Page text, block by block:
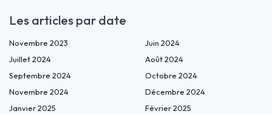
Les articles par date
Novembre 2023
Juin 2024
Juillet 2024
Août 2024
Septembre 2024
Octobre 2024
Novembre 2024
Décembre 2024
Janvier 2025
Février 2025